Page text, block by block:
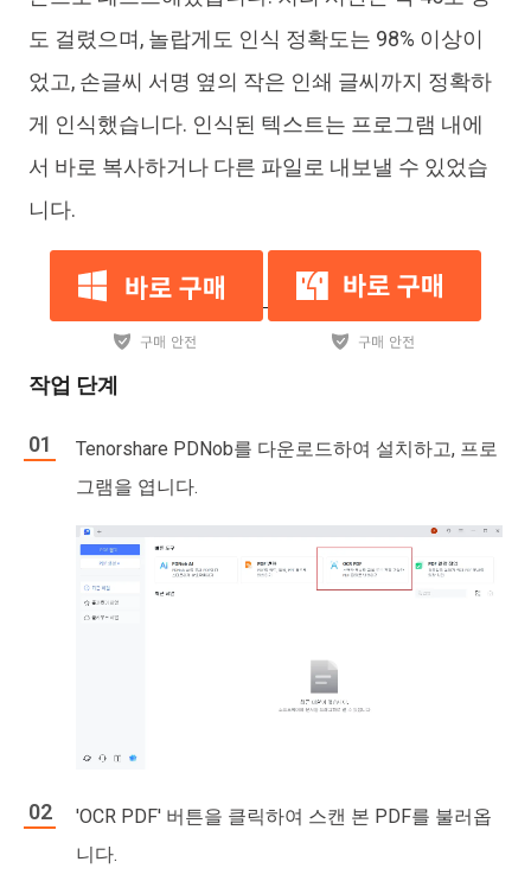
도 걸렸으며, 놀랍게도 인식 정확도는 98% 이상이
었고, 손글씨 서명 옆의 작은 인쇄 글씨까지 정확하
게 인식했습니다. 인식된 텍스트는 프로그램 내에
서 바로 복사하거나 다른 파일로 내보낼 수 있었습
니다.
작업 단계
Tenorshare PDNob를 다운로드하여 설치하고, 프로
그램을 엽니다.
'OCR PDF' 버튼을 클릭하여 스캔 본 PDF를 불러옵
니다.